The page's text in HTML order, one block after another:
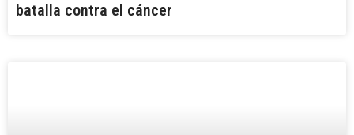
batalla contra el cáncer